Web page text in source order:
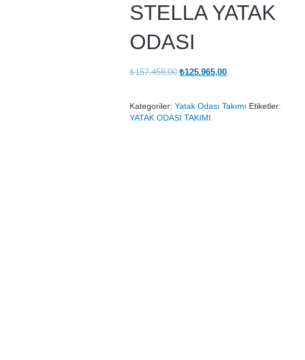
STELLA YATAK
ODASI
₺157.458,00 Orijinal
₺125.965,00Şu
₺125.965,00.
Kategoriler:Yatak Odası Takımı Etiketler:
YATAK ODASI TAKIMI